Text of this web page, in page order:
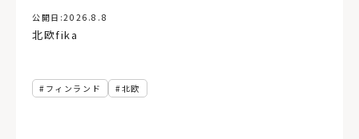
公開日:2026.8.8
北欧fika
フィンランド 北欧